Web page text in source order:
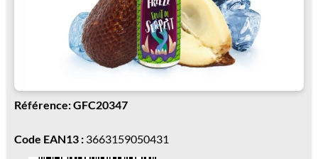
Référence: GFC20347
Code EAN13 : 3663159050431